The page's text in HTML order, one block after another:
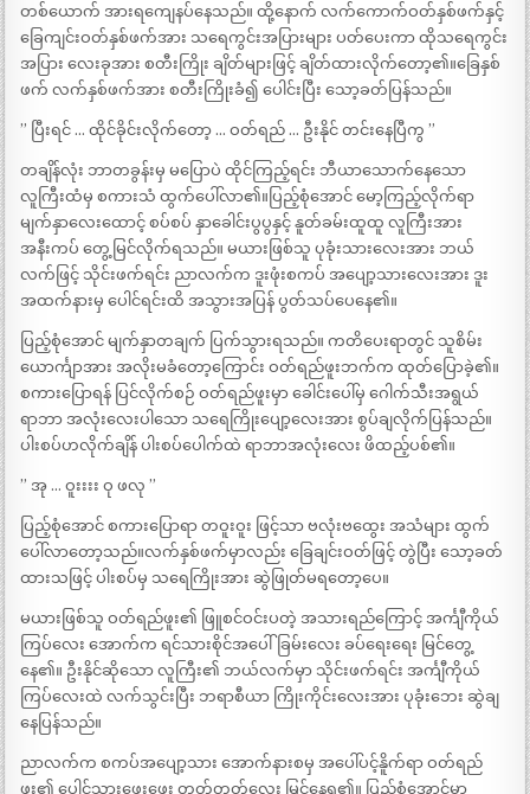
တစ်ယောက် အားရကျေနပ်နေသည်။ ထို့နောက် လက်ကောက်ဝတ်နှစ်ဖက်နှင့်
ခြေကျင်းဝတ်နှစ်ဖက်အား သရေကွင်းအပြားများ ပတ်ပေးကာ ထိုသရေကွင်း
အပြား လေးခုအား စတီးကြိုး ချိတ်များဖြင့် ချိတ်ထားလိုက်တော့၏။ခြေနှစ်
ဖက် လက်နှစ်ဖက်အား စတီးကြိုးခံ၍ ပေါင်းပြီး သော့ခတ်ပြန်သည်။
” ပြီးရင် … ထိုင်ခိုင်းလိုက်တော့ … ဝတ်ရည် … ဦးနိုင် တင်းနေပြီကွ ”
တချိန်လုံး ဘာတခွန်းမှ မပြောပဲ ထိုင်ကြည့်ရင်း ဘီယာသောက်နေသော
လူကြီးထံမှ စကားသံ ထွက်ပေါ်လာ၏။ပြည့်စုံအောင် မော့ကြည့်လိုက်ရာ
မျက်နှာလေးထောင့် စပ်စပ် နှာခေါင်းပွပွနှင့် နူတ်ခမ်းထူထူ လူကြီးအား
အနီးကပ် တွေ့မြင်လိုက်ရသည်။ မယားဖြစ်သူ ပုခုံးသားလေးအား ဘယ်
လက်ဖြင့် သိုင်းဖက်ရင်း ညာလက်က ဒူးဖုံးစကပ် အပျော့သားလေးအား ဒူး
အထက်နားမှ ပေါင်ရင်းထိ အသွားအပြန် ပွတ်သပ်ပေနေ၏။
ပြည့်စုံအောင် မျက်နှာတချက် ပြက်သွားရသည်။ ကတိပေးရာတွင် သူစိမ်း
ယောင်္ကျာအား အလိုးမခံတော့ကြောင်း ဝတ်ရည်ဖူးဘက်က ထုတ်ပြောခဲ့၏။
စကားပြောရန် ပြင်လိုက်စဉ် ဝတ်ရည်ဖူးမှာ ခေါင်းပေါ်မှ ဂေါက်သီးအရွယ်
ရာဘာ အလုံးလေးပါသော သရေကြိုးပျော့လေးအား စွပ်ချလိုက်ပြန်သည်။
ပါးစပ်ဟလိုက်ချိန် ပါးစပ်ပေါက်ထဲ ရာဘာအလုံးလေး ဖိထည့်ပစ်၏။
” အု … ဝူးးးး ဝု ဖလု ”
ပြည့်စုံအောင် စကားပြောရာ တဝူးဝူး ဖြင့်သာ ဗလုံးဗထွေး အသံများ ထွက်
ပေါ်လာတော့သည်။လက်နှစ်ဖက်မှာလည်း ခြေချင်းဝတ်ဖြင့် တွဲပြီး သော့ခတ်
ထားသဖြင့် ပါးစပ်မှ သရေကြိုးအား ဆွဲဖြုတ်မရတော့ပေ။
မယားဖြစ်သူ ဝတ်ရည်ဖူး၏ ဖြူစင်ဝင်းပတဲ့ အသားရည်ကြောင့် အင်္ကျီကိုယ်
ကြပ်လေး အောက်က ရင်သားစိုင်အပေါ်ခြမ်းလေး ခပ်ရေးရေး မြင်တွေ့
နေ၏။ ဦးနိုင်ဆိုသော လူကြီး၏ ဘယ်လက်မှာ သိုင်းဖက်ရင်း အင်္ကျီကိုယ်
ကြပ်လေးထဲ လက်သွင်းပြီး ဘရာစီယာ ကြိုးကိုင်းလေးအား ပုခုံးဘေး ဆွဲချ
နေပြန်သည်။
ညာလက်က စကပ်အပျော့သား အောက်နားစမှ အပေါ်ပင့်နိူက်ရာ ဝတ်ရည်
ဖူး၏ ပေါင်သားဖွေးဖွေး တုတ်တုတ်လေး မြင်နေရ၏။ ပြည့်စုံအောင်မှာ